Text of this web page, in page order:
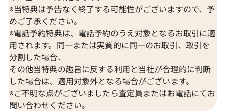
※当特典は予告なく終了する可能性がございますので、予
めご了承ください。
※電話予約特典は、電話予約のうえ対象となるお取引に適
用されます。同一または実質的に同一のお取引、取引を
分割した場合、
その他当特典の趣旨に反する利用と当社が合理的に判断
した場合は、適用対象外となる場合がございます。
※ご不明な点がございましたら査定員またはお電話にてお
問い合わせください。